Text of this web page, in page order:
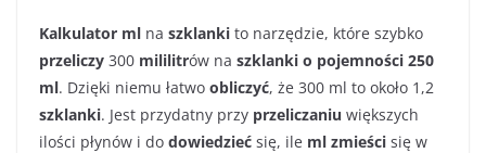
Kalkulator ml na szklanki to narzędzie, które szybko
przeliczy 300 mililitrów na szklanki o pojemności 250
ml. Dzięki niemu łatwo obliczyć, że 300 ml to około 1,2
szklanki. Jest przydatny przy przeliczaniu większych
ilości płynów i do dowiedzieć się, ile ml zmieści się w